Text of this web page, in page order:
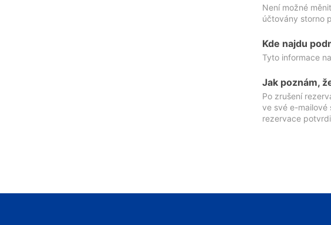
Není možné
účtovány storno
Kde najdu
Tyto informace
Jak poznám,
Po zrušení
ve své e-mailové
rezervace